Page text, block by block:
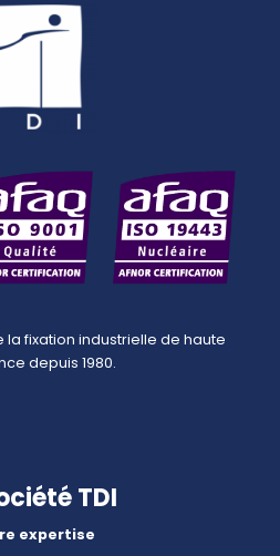
fixation industrielle de haute
depuis 1980.
TDI
expertise